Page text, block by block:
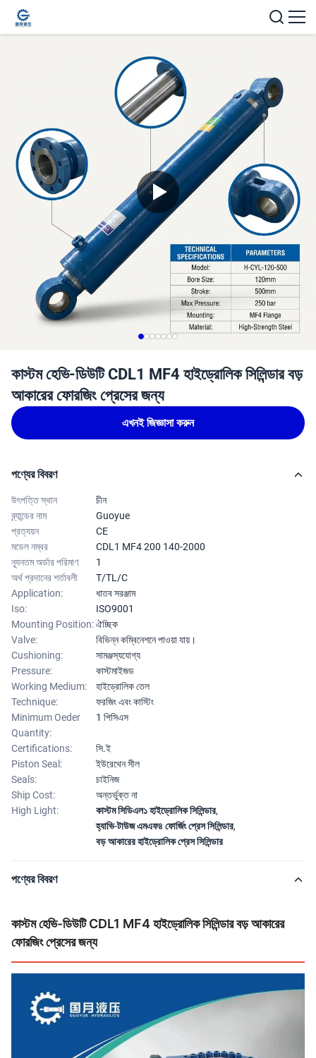
কাস্টম হেভি-ডিউটি ​​CDL1 MF4 হাইড্রোলিক সিলিন্ডার বড়
আকারের ফোরজিং প্রেসের জন্য
এখনই জিজ্ঞাসা করুন
পণ্যের বিবরণ
উৎপত্তি স্থান
চীন
ব্র্যান্ডের নাম
Guoyue
প্রত্যয়ন
CE
মডেল নম্বর
CDL1 MF4 200 140-2000
ন্যূনতম অর্ডার পরিমাণ
1
অর্থ প্রদানের শর্তাবলী
T/TL/C
Application:
ধাতব সরঞ্জাম
Iso:
ISO9001
Mounting Position:ঐচ্ছিক
Valve:
বিভিন্ন কম্বিনেশনে পাওয়া যায়।
Cushioning:
সামঞ্জস্যযোগ্য
Pressure:
কাস্টমাইজড
Working Medium:
হাইড্রোলিক তেল
Technique:
ফরজিং এবং কাস্টিং
Minimum Oeder
Quantity:
1 পিসিএস
Certifications:
সি.ই
Piston Seal:
ইউরেথেন সীল
Seals:
চাইনিজ
Ship Cost:
অন্তর্ভুক্ত না
High Light:
কাস্টম সিডিএল১ হাইড্রোলিক সিলিন্ডার,
হ্যাভি-টাউজ এমএফ৪ ফোর্জিং প্রেস সিলিন্ডার,
বড় আকারের হাইড্রোলিক প্রেস সিলিন্ডার
পণ্যের বিবরণ
কাস্টম হেভি-ডিউটি ​​CDL1 MF4 হাইড্রোলিক সিলিন্ডার বড় আকারের
ফোরজিং প্রেসের জন্য